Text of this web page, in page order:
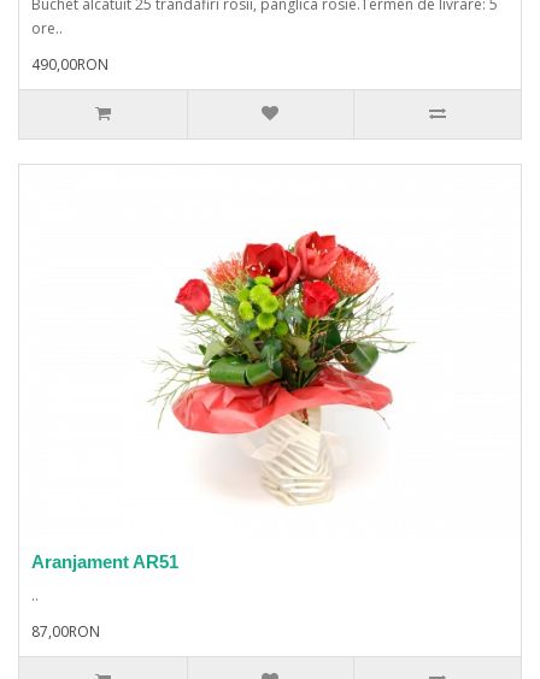
Buchet alcatuit 25 trandafiri rosii, panglica rosie.Termen de livrare: 5
ore..
490,00RON
Aranjament AR51
..
87,00RON